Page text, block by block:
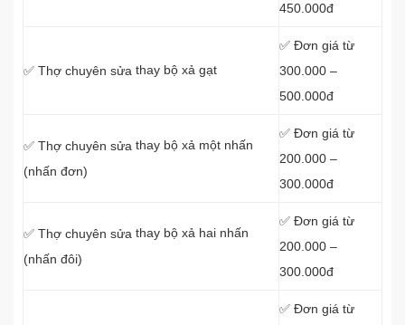
450.000đ
✅ Thợ chuyên sửa thay bộ xả gạt
✅ Đơn giá từ
300.000 –
500.000đ
✅ Thợ chuyên sửa thay bộ xả một nhấn
(nhấn đơn)
✅ Đơn giá từ
200.000 –
300.000đ
✅ Thợ chuyên sửa thay bộ xả hai nhấn
(nhấn đôi)
✅ Đơn giá từ
200.000 –
300.000đ
✅ Đơn giá từ